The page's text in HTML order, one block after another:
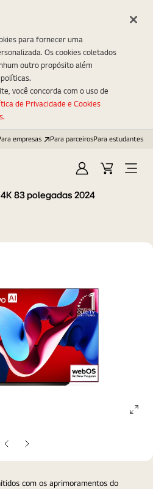
empresas Para parceirosPara estudantes
EntrarCarrinhoOpen
4K 83 polegadas 2024
Slide
anterior
Próximo
slide
com os aprimoramentos do
para fornecer uma
Os cookies coletados
outro propósito além
você concorda com o uso de
de Privacidade e Cookies